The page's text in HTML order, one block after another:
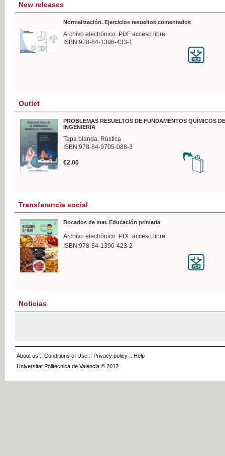
New releases
Normalización. Ejercicios resueltos comentados
Archivo electrónico. PDF acceso libre
ISBN:978-84-1396-433-1
Outlet
PROBLEMAS RESUELTOS DE FUNDAMENTOS QUÍMICOS
INGENIERÍA
Tapa blanda. Rústica
ISBN:978-84-9705-088-3
€2.00
Transferencia social
Bocados de mar. Educación primaria
Archivo electrónico. PDF acceso libre
ISBN:978-84-1396-423-2
Noticias
About us :: Conditions of Use :: Privacy policy :: Help
Universitat Politècnica de València © 2012